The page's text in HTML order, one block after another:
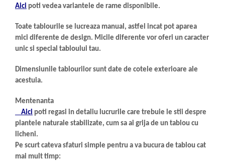
Aici poti vedea variantele de rame disponibile.
Toate tablourile se lucreaza manual, astfel incat pot aparea
mici diferente de design. Micile diferente vor oferi un caracter
unic si special tabloului tau.
Dimensiunile tablourilor sunt date de cotele exterioare ale
acestuia.
Mentenanta
Aici poti regasi in detaliu lucrurile care trebuie le stii despre
plantele naturale stabilizate, cum sa ai grija de un tablou cu
licheni.
Pe scurt cateva sfaturi simple pentru a va bucura de tablou cat
mai mult timp: